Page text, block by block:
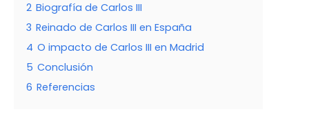
2 Biografía de Carlos III
3 Reinado de Carlos III en España
4 O impacto de Carlos III en Madrid
5 Conclusión
6 Referencias